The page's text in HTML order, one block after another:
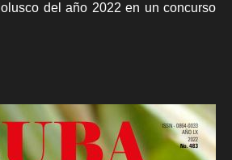
del año 2022 en un concurso